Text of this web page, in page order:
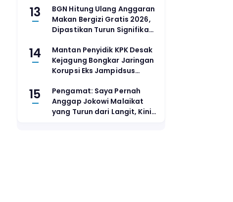
Tertabrak Motor
13
BGN Hitung Ulang Anggaran
Makan Bergizi Gratis 2026,
Dipastikan Turun Signifikan
14
Mantan Penyidik KPK Desak
Kejagung Bongkar Jaringan
Korupsi Eks Jampidsus
15
Pengamat: Saya Pernah
Anggap Jokowi Malaikat
yang Turun dari Langit, Kini